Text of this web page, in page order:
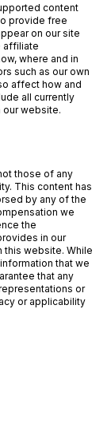
content
provide free
on our site
affiliate
where and in
such as our own
affect how and
all currently
our website.
those of any
This content has
by any of the
we
the
in our
this website. While
that we
that any
or
or applicability